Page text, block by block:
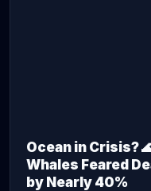
Ocean in Crisis?
Whales Feared
by Nearly 40%